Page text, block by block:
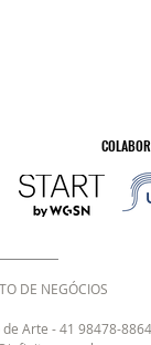
DE NEGÓCIOS​
Arte - 41 98478-8864